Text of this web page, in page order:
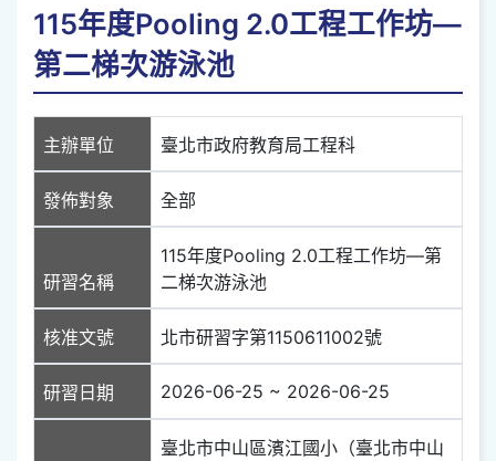
115年度Pooling 2.0工程工作坊—
第二梯次游泳池
主辦單位 臺北市政府教育局工程科
發佈對象 全部
研習名稱
115年度Pooling 2.0工程工作坊—第
二梯次游泳池
核准文號 北市研習字第1150611002號
研習日期 2026-06-25 ~ 2026-06-25
臺北市中山區濱江國小（臺北市中山